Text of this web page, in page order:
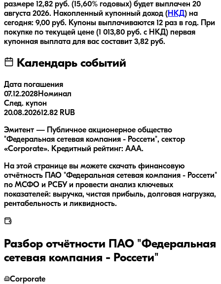
размере 12,82 руб. (15,60% годовых) будет выплачен 20
августа 2026. Накопленный купонный доход ( НКД) на
сегодня: 9,00 руб. Купоны выплачиваются 12 раз в год.
При
покупке по текущей цене (1 013,80 руб. с НКД) первая
купонная выплата для вас составит 3,82 руб.
Календарь событий
Дата погашения
07.12.2028Номинал
След. купон
20.08.202612.82 RUB
Эмитент — Публичное акционерное общество
"Федеральная сетевая компания - Россети", сектор
«Corporate». Кредитный рейтинг: AAA.
На этой странице вы можете скачать финансовую
отчётность ПАО "Федеральная сетевая компания - Россети"
по МСФО и РСБУ и провести анализ ключевых
показателей: выручка, чистая прибыль, долговая нагрузка,
рентабельность и ликвидность.
Разбор отчётности ПАО "Федеральная
сетевая компания - Россети"
Corporate